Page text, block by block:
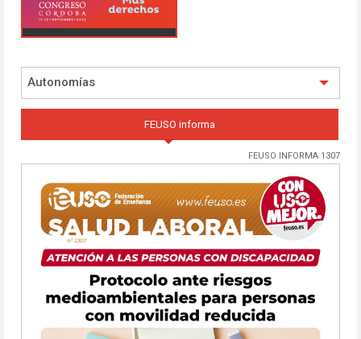
Autonomías
FEUSO informa
FEUSO INFORMA 1307